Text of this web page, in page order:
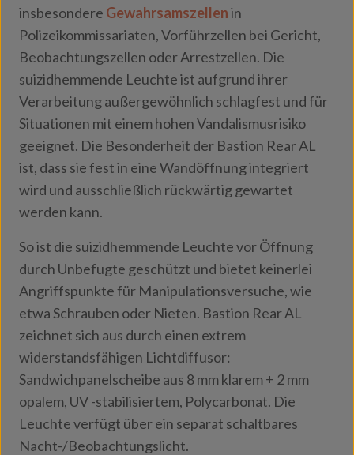
insbesondere Gewahrsamszellenin
Polizeikommissariaten, Vorführzellen bei Gericht,
Beobachtungszellen oder Arrestzellen. Die
suizidhemmende Leuchte ist aufgrund ihrer
Verarbeitung außergewöhnlich schlagfest und für
Situationen mit einem hohen Vandalismusrisiko
geeignet. Die Besonderheit der Bastion Rear AL
ist, dass sie fest in eine Wandöffnung integriert
wird und ausschließlich rückwärtig gewartet
werden kann.
So ist die suizidhemmende Leuchte vor Öffnung
durch Unbefugte geschützt und bietet keinerlei
Angriffspunkte für Manipulationsversuche, wie
etwa Schrauben oder Nieten. Bastion Rear AL
zeichnet sich aus durch einen extrem
widerstandsfähigen Lichtdiffusor:
Sandwichpanelscheibe aus 8 mm klarem + 2 mm
opalem, UV -stabilisiertem, Polycarbonat. Die
Leuchte verfügt über ein separat schaltbares
Nacht-/Beobachtungslicht.